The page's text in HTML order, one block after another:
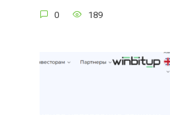
0 189